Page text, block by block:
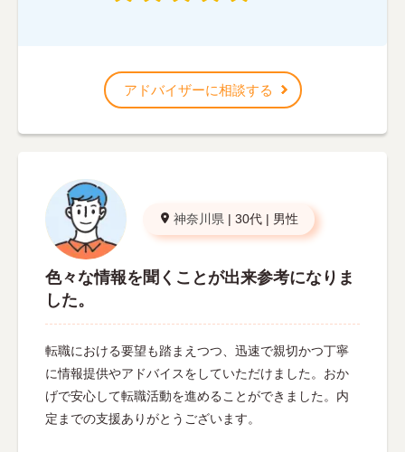
アドバイザーに相談する
神奈川県 | 30代 | 男性
色々な情報を聞くことが出来参考になりま
した。
転職における要望も踏まえつつ、迅速で親切かつ丁寧
に情報提供やアドバイスをしていただけました。おか
げで安心して転職活動を進めることができました。内
定までの支援ありがとうございます。